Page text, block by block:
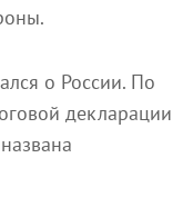
о России. По
декларации